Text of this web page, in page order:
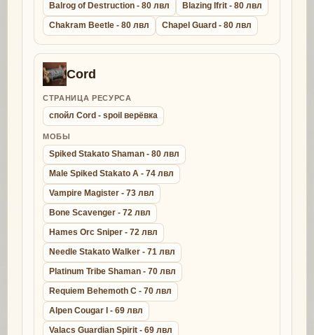
Balrog of Destruction - 80 лвл
Blazing Ifrit - 80 лвл
Chakram Beetle - 80 лвл
Chapel Guard - 80 лвл
Cord
СТРАНИЦА РЕСУРСА
спойл Cord - spoil верёвка
МОБЫ
Spiked Stakato Shaman - 80 лвл
Male Spiked Stakato A - 74 лвл
Vampire Magister - 73 лвл
Bone Scavenger - 72 лвл
Hames Orc Sniper - 72 лвл
Needle Stakato Walker - 71 лвл
Platinum Tribe Shaman - 70 лвл
Requiem Behemoth C - 70 лвл
Alpen Cougar I - 69 лвл
Valacs Guardian Spirit - 69 лвл